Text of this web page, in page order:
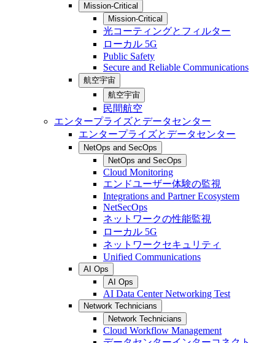
Mission-Critical
Mission-Critical
光コーティングとフィルター
ローカル 5G
Public Safety
Secure and Reliable Communications
航空宇宙
航空宇宙
民間航空
エンタープライズとデータセンター
エンタープライズとデータセンター
NetOps and SecOps
NetOps and SecOps
Cloud Monitoring
エンドユーザー体験の監視
Integrations and Partner Ecosystem
NetSecOps
ネットワークの性能監視
ローカル 5G
ネットワークセキュリティ
Unified Communications
AI Ops
AI Ops
AI Data Center Networking Test
Network Technicians
Network Technicians
Cloud Workflow Management